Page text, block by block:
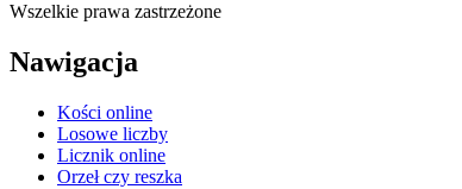
Wszelkie prawa zastrzeżone
Nawigacja
Kości online
Losowe liczby
Licznik online
Orzeł czy reszka